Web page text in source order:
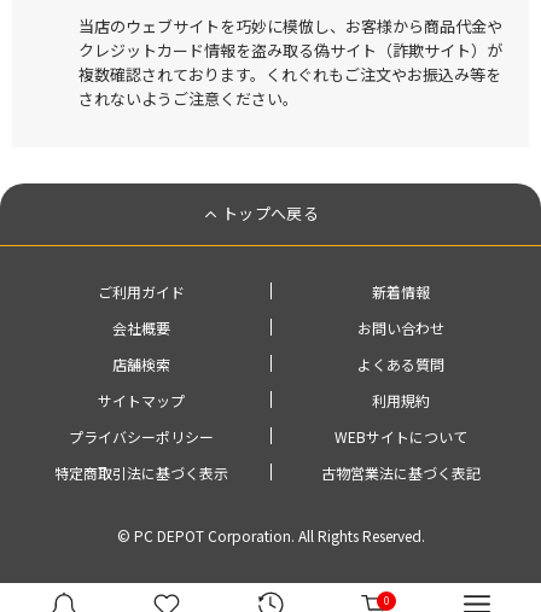
当店のウェブサイトを巧妙に模倣し、お客様から商品代金や
クレジットカード情報を盗み取る偽サイト（詐欺サイト）が
複数確認されております。くれぐれもご注文やお振込み等を
されないようご注意ください。
トップへ戻る
ご利用ガイド
新着情報
会社概要
お問い合わせ
店舗検索
よくある質問
サイトマップ
利用規約
プライバシーポリシー
WEBサイトについて
特定商取引法に基づく表示
古物営業法に基づく表記
© PC DEPOT Corporation. All Rights Reserved.
0